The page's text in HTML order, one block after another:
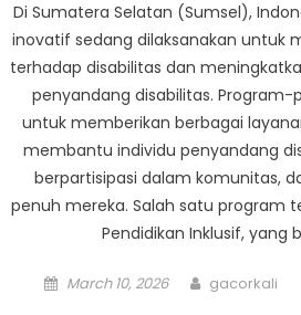
Di Sumatera Selatan (Sumsel),
inovatif sedang dilaksanakan untuk
terhadap disabilitas dan
penyandang disabilitas.
untuk memberikan berbagai
membantu individu penyandang
berpartisipasi dalam komunitas,
penuh mereka. Salah satu program
Pendidikan Inklusif, yang
Posted
March 10, 2026 Author
gacorkali